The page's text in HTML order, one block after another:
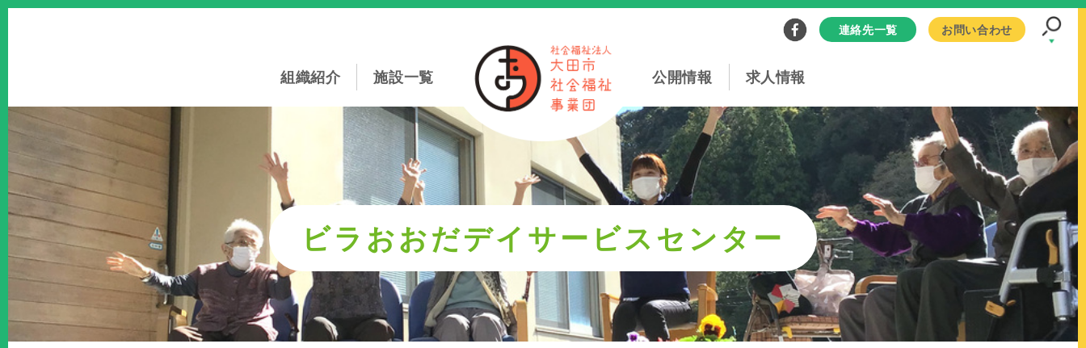
このページの本文へ
連絡先一覧 お問い合わせ
組織紹介 施設一覧 公開情報 求人情報
ビラおおだデイサービスセンター